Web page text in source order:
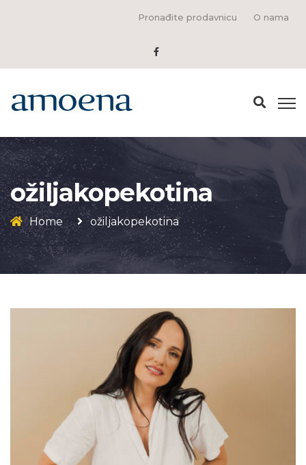
Pronađite prodavnicu O nama
ožiljakopekotina
Home ožiljakopekotina